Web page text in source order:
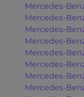
Mercedes-
Mercedes-
Mercedes-
Mercedes-
Mercedes-
Mercedes-
Mercedes-
Mercedes-